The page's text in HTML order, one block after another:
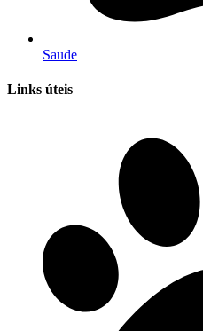
Saude
Links úteis